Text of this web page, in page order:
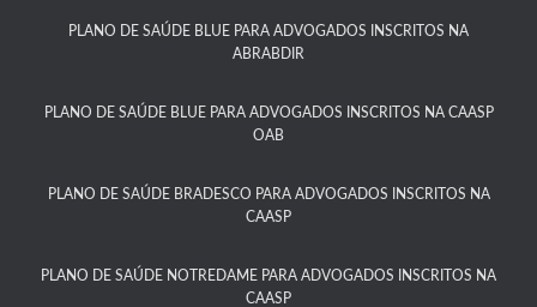
PLANO DE SAÚDE BLUE PARA ADVOGADOS INSCRITOS NA
ABRABDIR
PLANO DE SAÚDE BLUE PARA ADVOGADOS INSCRITOS NA CAASP
OAB
PLANO DE SAÚDE BRADESCO PARA ADVOGADOS INSCRITOS NA
CAASP​
PLANO DE SAÚDE NOTREDAME PARA ADVOGADOS INSCRITOS NA
CAASP​